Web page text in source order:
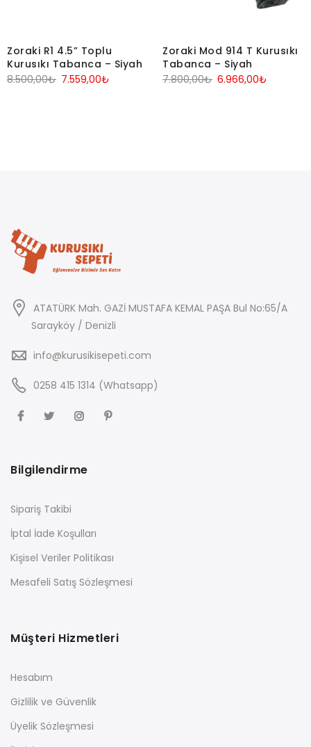
Zoraki R1 4.5” Toplu
Kurusıkı Tabanca – Siyah
8.500,00₺ Orijinal
7.559,00₺
Zoraki Mod 914 T Kurusıkı
Tabanca – Siyah
7.800,00₺ Orijinal
6.966,00₺
ATATÜRK Mah. GAZİ MUSTAFA KEMAL PAŞA Bul No:65/A
Sarayköy / Denizli
info@kurusikisepeti.com
0258 415 1314 (Whatsapp)
Bilgilendirme
Sipariş Takibi
İptal İade Koşulları
Kişisel Veriler Politikası
Mesafeli Satış Sözleşmesi
Müşteri Hizmetleri
Hesabım
Gizlilik ve Güvenlik
Üyelik Sözleşmesi